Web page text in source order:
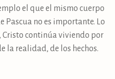
el que el mismo cuerpo
no es importante. Lo
Cristo continúa viviendo por
la realidad, de los hechos.